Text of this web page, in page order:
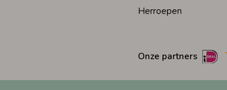
Herroepen
Onze partners